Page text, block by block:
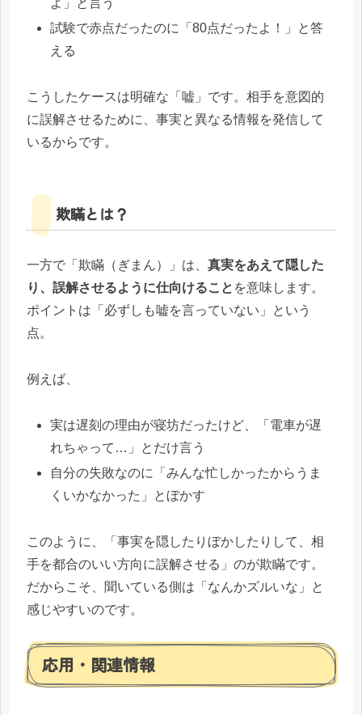
試験で赤点だったのに「80点だったよ！」と答
える
こうしたケースは明確な「嘘」です。相手を意図的
に誤解させるために、事実と異なる情報を発信して
いるからです。
欺瞞とは？
一方で「欺瞞（ぎまん）」は、 真実をあえて隠した
り、誤解させるように仕向けること を意味します。
ポイントは「必ずしも嘘を言っていない」という
点。
例えば、
実は遅刻の理由が寝坊だったけど、「電車が遅
れちゃって…」とだけ言う
自分の失敗なのに「みんな忙しかったからうま
くいかなかった」とぼかす
このように、「事実を隠したりぼかしたりして、相
手を都合のいい方向に誤解させる」のが欺瞞です。
だからこそ、聞いている側は「なんかズルいな」と
感じやすいのです。
応用・関連情報